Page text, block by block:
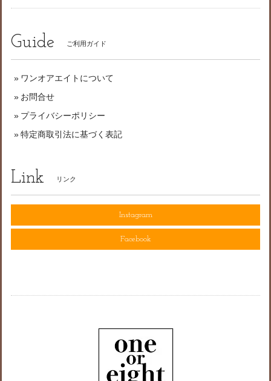
Guide ご利用ガイド
ワンオアエイトについて
お問合せ
プライバシーポリシー
特定商取引法に基づく表記
Link リンク
Instagram
Facebook